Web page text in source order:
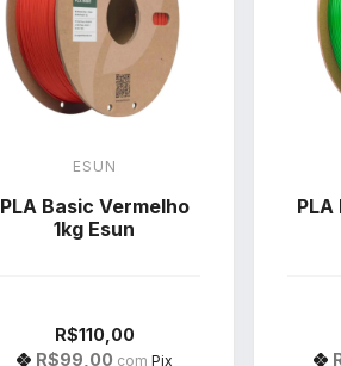
ESUN
PLA Basic Vermelho
1kg Esun
R$110,00
R$99,00 com Pix
PLA